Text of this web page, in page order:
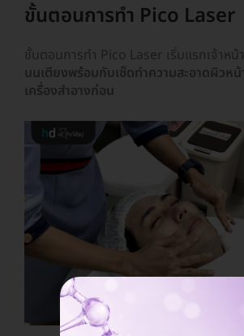
ขั้นตอนการทำ Pico Laser
ขั้นตอนการทำ Pico Laser เริ่มแรกเจ้าหน้
บนเตียงพร้อมกับเช็ดทำความสะอาดผิวหน้
เครื่องสำอางก่อน